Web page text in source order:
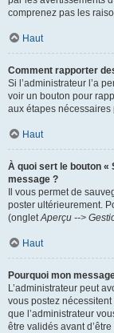
comprenez pas les
Haut
Comment rapporter
Si l’administrateur l’a
voir un bouton pour
aux étapes nécessaires
Haut
À quoi sert le bouton «
message ?
Il vous permet de
poster ultérieurement.
(ongletAperçu -->
Haut
Pourquoi mon
L’administrateur peut
vous postez nécessitent
que l’administrateur
être validés avant